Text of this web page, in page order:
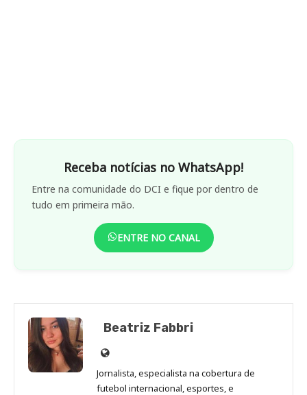
Receba notícias no WhatsApp!
Entre na comunidade do DCI e fique por dentro de
tudo em primeira mão.
ENTRE NO CANAL
Beatriz Fabbri
Site
de
Beatriz
Jornalista, especialista na cobertura de
futebol internacional, esportes, e